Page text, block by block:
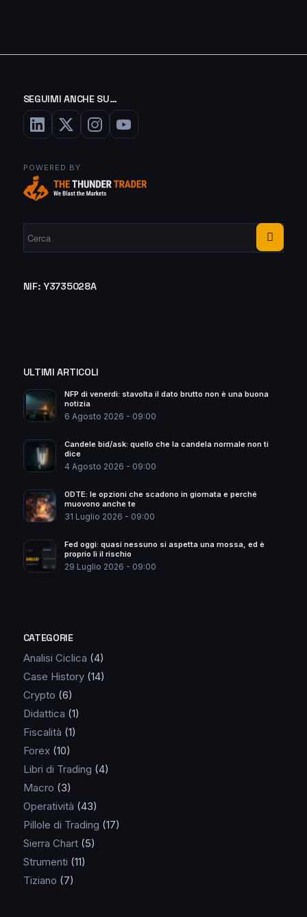
SEGUIMI ANCHE SU…
POWERED BY
NIF: Y3735028A
ULTIMI ARTICOLI
NFP di venerdì: stavolta il dato brutto non è una buona
notizia
6 Agosto 2026 - 09:00
Candele bid/ask: quello che la candela normale non ti
dice
4 Agosto 2026 - 09:00
0DTE: le opzioni che scadono in giornata e perché
muovono anche te
31 Luglio 2026 - 09:00
Fed oggi: quasi nessuno si aspetta una mossa, ed è
proprio lì il rischio
29 Luglio 2026 - 09:00
CATEGORIE
Analisi Ciclica (4)
Case History(14)
Crypto (6)
Didattica (1)
Fiscalità (1)
Forex(10)
Libri di Trading (4)
Macro (3)
Operatività (43)
Pillole di Trading (17)
Sierra Chart(5)
Strumenti (11)
Tiziano (7)